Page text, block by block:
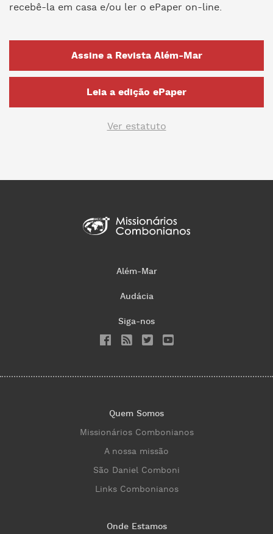
recebê-la em casa e/ou ler o ePaper on-line.
Assine a Revista Além-Mar
Leia a edição ePaper
Ver estatuto
Além-Mar
Audácia
Siga-nos
Quem Somos
Missionários Combonianos
A nossa missão
São Daniel Comboni
Links Combonianos
Onde Estamos